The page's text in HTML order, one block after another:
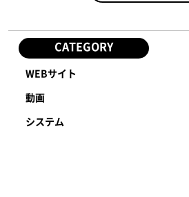
CATEGORY
WEBサイト
動画
システム